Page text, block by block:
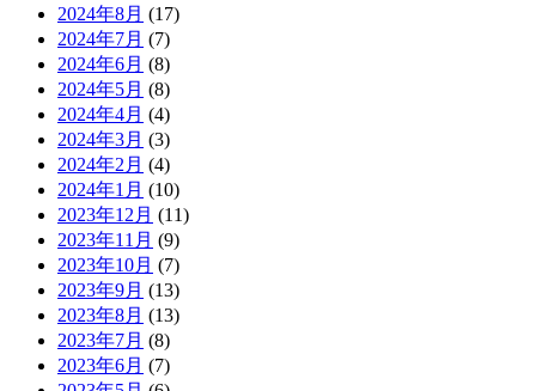
2024年8月 (17)
2024年7月 (7)
2024年6月 (8)
2024年5月 (8)
2024年4月 (4)
2024年3月 (3)
2024年2月 (4)
2024年1月 (10)
2023年12月 (11)
2023年11月 (9)
2023年10月 (7)
2023年9月 (13)
2023年8月 (13)
2023年7月 (8)
2023年6月 (7)